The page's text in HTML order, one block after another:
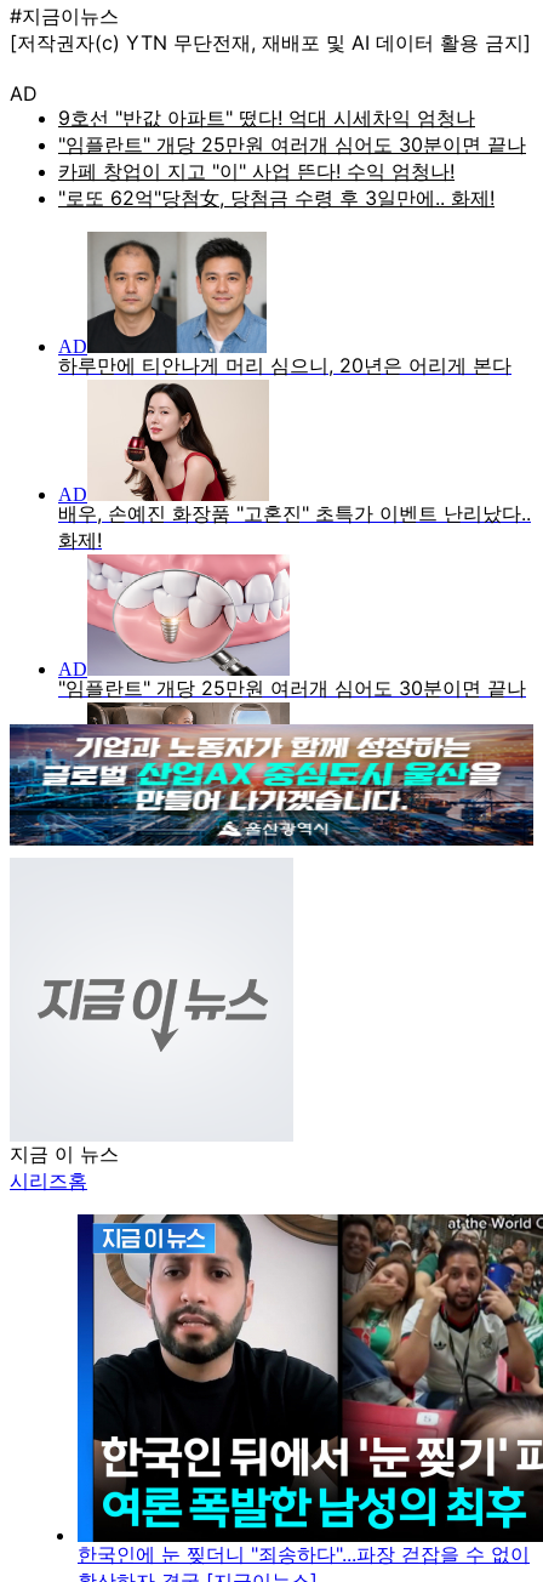
#지금이뉴스
[저작권자(c) YTN 무단전재, 재배포 및 AI 데이터 활용 금지]
AD
지금 이 뉴스
시리즈홈
한국인에 눈 찢더니 "죄송하다"...파장 걷잡을 수 없이